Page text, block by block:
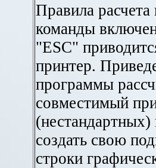
Правила
команды
"ESC"
принтер.
программы
совместимый
создать свою
строки